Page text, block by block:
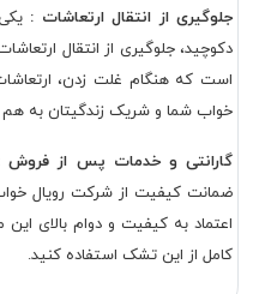
جلوگیری از انتقال ارتعاشات :
دکوچید، جلوگیری از انتقال
است که هنگام غلت زدن،
خواب شما و شریک زندگیتان به هم
گارانتی و خدمات پس از فروش
ضمانت کیفیت از شرکت رویال
اعتماد به کیفیت و دوام بالای
کامل از این تشک استفاده کنید.